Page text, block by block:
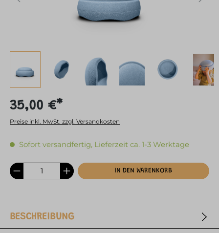
35,00 €*
Preise inkl. MwSt. zzgl. Versandkosten
Sofort versandfertig, Lieferzeit ca. 1-3 Werktage
IN DEN WARENKORB
BESCHREIBUNG